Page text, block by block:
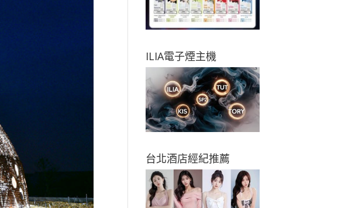
ILIA電子煙主機
台北酒店經紀推薦